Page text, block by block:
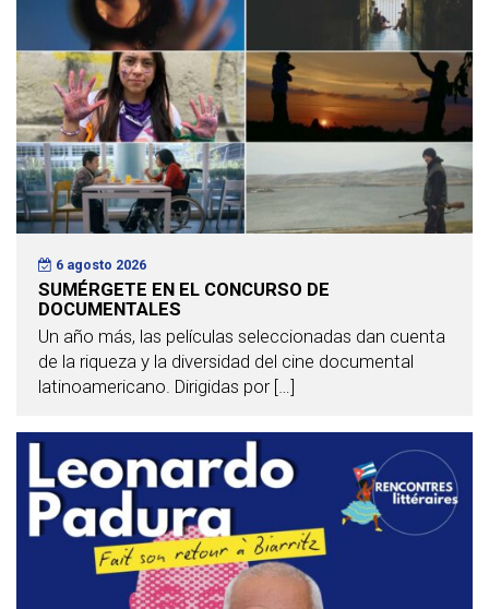
6 agosto 2026
SUMÉRGETE EN EL CONCURSO DE
DOCUMENTALES
Un año más, las películas seleccionadas dan cuenta
de la riqueza y la diversidad del cine documental
latinoamericano. Dirigidas por […]